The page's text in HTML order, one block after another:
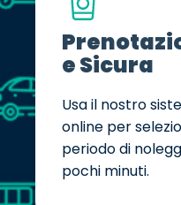
e Sicura
Usa il nostro
online per
periodo di
pochi minuti.